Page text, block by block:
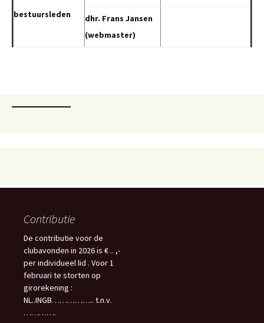
bestuursleden
dhr. Frans Jansen
(webmaster)
Contributie
De contributie voor de
clubavonden in 2026 is € .. ,-
per individueel lid . Voor 1
februari te storten op
girorekening :
NL..INGB…………….. t.n.v.
………….